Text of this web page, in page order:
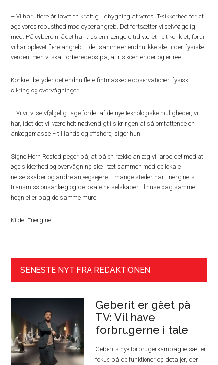
– Vi har i flere år lavet en kraftig udbygning af vores IT-sikkerhed for at
øge vores robusthed mod cyberangreb. Det fortsætter vi selvfølgelig
med. På cyberområdet har truslen i længere tid været helt konkret, fordi
vi har oplevet flere angreb – det samme er endnu ikke sket i den fysiske
verden, men vi skal forberede os på, at risikoen er der og er reel.
Konkret betyder det endnu flere fintmaskede observationer, fysisk
sikring og overvågninger.
– Vi vil vi selvfølgelig tage fordel af de nye teknologiske muligheder, vi
har, idet det vil være helt nødvendigt i sikringen af så omfattende en
anlægsmasse – til lands og offshore, siger hun.
Signe Horn Rosted peger på, at på en række anlæg vil arbejdet med at
øge sikkerhed og overvågning ske i tæt sammen med de lokale
netselskaber og andre anlægsejere – mange steder har Energinets
transmissionsanlæg og de lokale netselskaber til huse bag samme
hegn eller bag de samme mure.
Kilde: Energinet
SENESTE NYT FRA REDAKTIONEN
Geberit er gået på
TV: Vil have
forbrugerne i tale
Geberits nye forbrugerkampagne sætter
fokus på de funktioner og detaljer, der